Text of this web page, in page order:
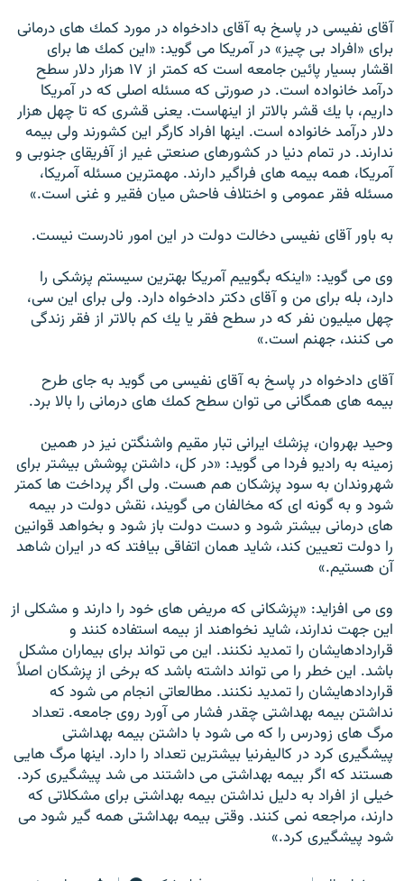
آقاى نفيسى در پاسخ به آقاى دادخواه در مورد كمك هاى درمانى
براى «افراد بى چيز» در آمريكا مى گويد: «اين كمك ها براى
اقشار بسيار پائين جامعه است كه كمتر از ۱۷ هزار دلار سطح
درآمد خانواده است. در صورتى كه مسئله اصلى كه در آمريكا
داريم، با يك قشر بالاتر از اينهاست. يعنى قشرى كه تا چهل هزار
دلار درآمد خانواده است. اينها افراد كارگر اين كشورند ولى بيمه
ندارند. در تمام دنيا در كشورهاى صنعتى غير از آفريقاى جنوبى و
آمريكا، همه بيمه هاى فراگير دارند. مهمترين مسئله آمريكا،
مسئله فقر عمومى و اختلاف فاحش ميان فقير و غنى است.»
به باور آقاى نفيسى دخالت دولت در اين امور نادرست نيست.
وی می گوید: «اينكه بگوييم آمريكا بهترين سيستم پزشكى را
دارد، بله براى من و آقاى دكتر دادخواه دارد. ولى براى اين سى،
چهل ميليون نفر كه در سطح فقر يا يك كم بالاتر از فقر زندگى
مى كنند، جهنم است.»
آقاى دادخواه در پاسخ به آقاى نفیسی مى گويد به جاى طرح
بيمه هاى همگانى مى توان سطح كمك هاى درمانى را بالا برد.
وحيد بهروان، پزشك ايرانى تبار مقيم واشنگتن نيز در همين
زمينه به راديو فردا مى گويد: «در كل، داشتن پوشش بيشتر براى
شهروندان به سود پزشكان هم هست. ولى اگر پرداخت ها كمتر
شود و به گونه اى كه مخالفان مى گويند، نقش دولت در بيمه
هاى درمانى بيشتر شود و دست دولت باز شود و بخواهد قوانين
را دولت تعيين كند، شايد همان اتفاقى بيافتد كه در ايران شاهد
آن هستيم.»
وی می افزاید: «پزشكانى كه مريض هاى خود را دارند و مشكلى از
اين جهت ندارند، شايد نخواهند از بيمه استفاده كنند و
قراردادهايشان را تمديد نكنند. اين مى تواند براى بيماران مشكل
باشد. اين خطر را مى تواند داشته باشد كه برخى از پزشكان اصلاً
قراردادهايشان را تمديد نكنند. مطالعاتى انجام مى شود كه
نداشتن بيمه بهداشتى چقدر فشار مى آورد روى جامعه. تعداد
مرگ هاى زودرس را كه مى شود با داشتن بيمه بهداشتى
پيشگيرى كرد در كاليفرنيا بيشترين تعداد را دارد. اينها مرگ هايى
هستند كه اگر بيمه بهداشتى مى داشتند مى شد پيشگيرى كرد.
خيلى از افراد به دليل نداشتن بيمه بهداشتى براى مشكلاتى كه
دارند، مراجعه نمى كنند. وقتى بيمه بهداشتى همه گير شود مى
شود پيشگيرى كرد.»